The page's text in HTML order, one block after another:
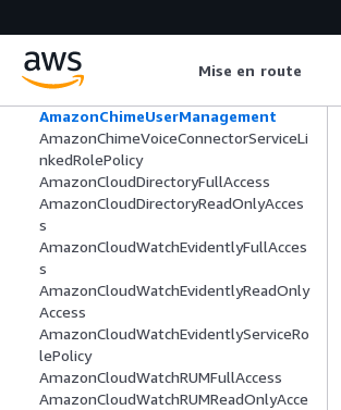
Mise en route
AmazonChimeServiceRolePolicy
AmazonChimeTranscriptionServiceLink
edRolePolicy
AmazonChimeUserManagement
AmazonChimeVoiceConnectorServiceLi
nkedRolePolicy
AmazonCloudDirectoryFullAccess
AmazonCloudDirectoryReadOnlyAcces
s
AmazonCloudWatchEvidentlyFullAcces
s
AmazonCloudWatchEvidentlyReadOnly
Access
AmazonCloudWatchEvidentlyServiceRo
lePolicy
AmazonCloudWatchRUMFullAccess
AmazonCloudWatchRUMReadOnlyAcce